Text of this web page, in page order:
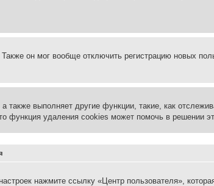
он мог вообще отключить регистрацию новых
выполняет другие функции, такие, как
функция удаления cookies может помочь в решении
нажмите ссылку «Центр пользователя»,